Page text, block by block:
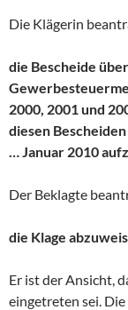
Die Klägerin
die Bescheide
2000, 2001 und
diesen
… Januar 2010
Der Beklagte
die Klage
Er ist der Ansicht,
eingetreten sei.